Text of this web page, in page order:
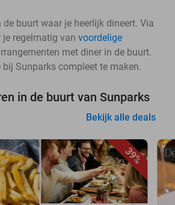
de buurt waar je heerlijk dineert. Via
regelmatig van voordelige
met diner in de buurt.
bij Sunparks compleet te maken.
in de buurt van Sunparks
Bekijk alle deals
39%